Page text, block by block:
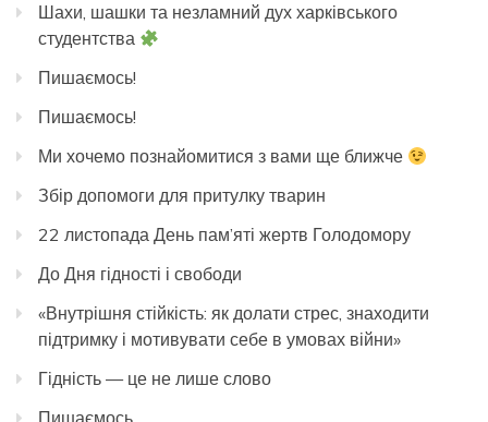
Шахи, шашки та незламний дух харківського
студентства
Пишаємось!
Пишаємось!
Ми хочемо познайомитися з вами ще ближче
Збір допомоги для притулку тварин
22 листопада День пам’яті жертв Голодомору
До Дня гідності і свободи
«Внутрішня стійкість: як долати стрес, знаходити
підтримку і мотивувати себе в умовах війни»
Гідність — це не лише слово
Пишаємось